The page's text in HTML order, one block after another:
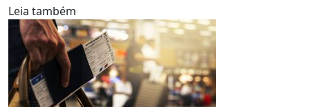
Leia também